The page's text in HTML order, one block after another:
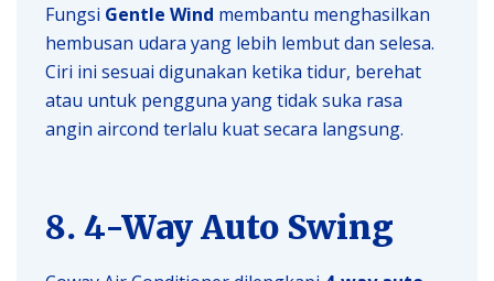
Fungsi Gentle Wind membantu menghasilkan
hembusan udara yang lebih lembut dan selesa.
Ciri ini sesuai digunakan ketika tidur, berehat
atau untuk pengguna yang tidak suka rasa
angin aircond terlalu kuat secara langsung.
8. 4-Way Auto Swing